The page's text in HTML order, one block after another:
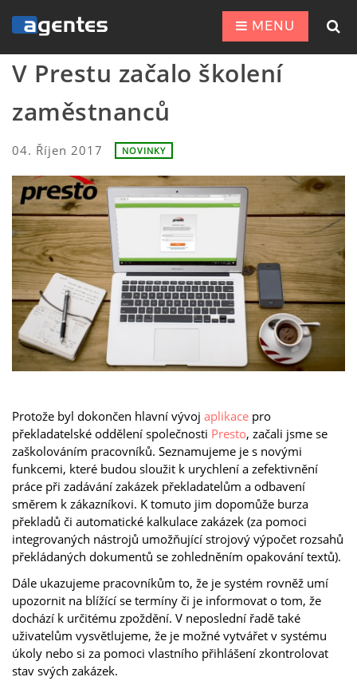
MENU
V Prestu začalo školení
zaměstnanců
04. Říjen 2017 NOVINKY
Protože byl dokončen hlavní vývoj aplikace pro
překladatelské oddělení společnosti Presto, začali jsme se
zaškolováním pracovníků. Seznamujeme je s novými
funkcemi, které budou sloužit k urychlení a zefektivnění
práce při zadávání zakázek překladatelům a odbavení
směrem k zákazníkovi. K tomuto jim dopomůže burza
překladů či automatické kalkulace zakázek (za pomoci
integrovaných nástrojů umožňující strojový výpočet rozsahů
překládaných dokumentů se zohledněním opakování textů).
Dále ukazujeme pracovníkům to, že je systém rovněž umí
upozornit na blížící se termíny či je informovat o tom, že
dochází k určitému zpoždění. V neposlední řadě také
uživatelům vysvětlujeme, že je možné vytvářet v systému
úkoly nebo si za pomoci vlastního přihlášení zkontrolovat
stav svých zakázek.